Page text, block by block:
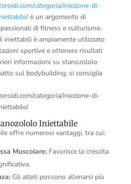
categoria/iniezione-di-
è un argomento di
di fitness e culturismo.
iniettabili è ampiamente utilizzato
sportive e ottenere risultati
informazioni su stanozololo
sul bodybuilding, si consiglia
categoria/iniezione-di-
.
Iniettabile
offre numerosi vantaggi, tra cui:
Muscolare:Favorisce la crescita
Gli atleti possono allenarsi più